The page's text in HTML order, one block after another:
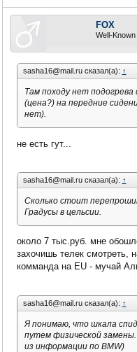
FOX
Well-
sasha16@mail.ru сказал(а): ↑
Там походу нет
(цена?) на передние
нет).
не есть гут...
sasha16@mail.ru сказал(а): ↑
Сколько стоит
Градусы в цельсии.
около 7 тыс.руб. мне
захочишь телек смотреть,
комманда на EU - мучай
sasha16@mail.ru сказал(а): ↑
Я понимаю, что шкала
путем физической
из информации по BMW)